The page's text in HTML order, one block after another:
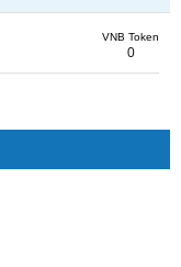
VNB Token
0